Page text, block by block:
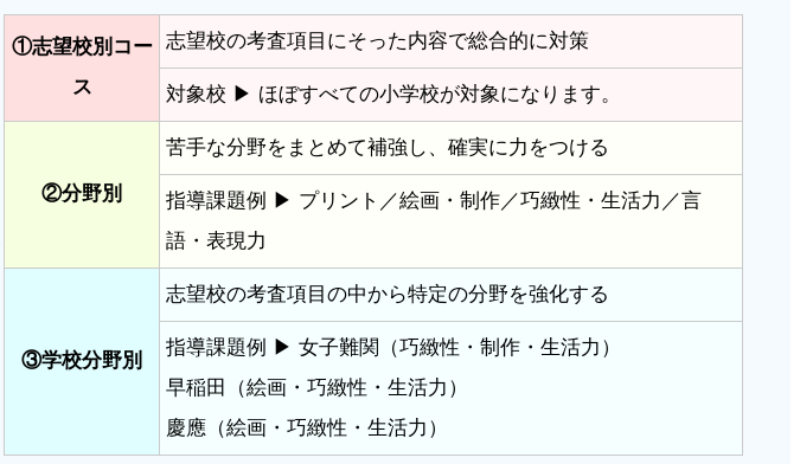
①志望校別コー
ス
志望校の考査項目にそった内容で総合的に対策
対象校 ▶ ほぼすべての小学校が対象になります。
②分野別
苦手な分野をまとめて補強し、確実に力をつける
指導課題例 ▶ プリント／絵画・制作／巧緻性・生活力／言
語・表現力
③学校分野別
志望校の考査項目の中から特定の分野を強化する
指導課題例 ▶ 女子難関（巧緻性・制作・生活力）
早稲田（絵画・巧緻性・生活力）
慶應（絵画・巧緻性・生活力）